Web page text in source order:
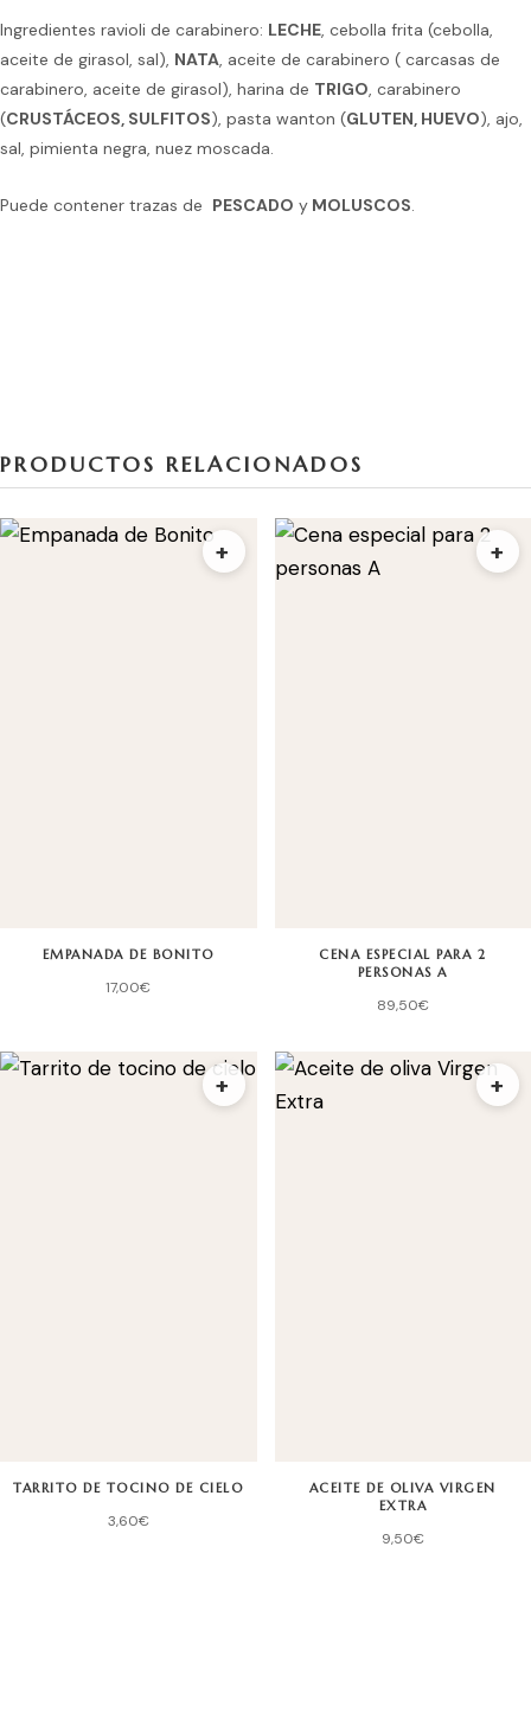
Ingredientes ravioli de carabinero: LECHE, cebolla frita (cebolla,
aceite de girasol, sal), NATA, aceite de carabinero ( carcasas de
carabinero, aceite de girasol), harina de TRIGO, carabinero
(CRUSTÁCEOS, SULFITOS), pasta wanton (GLUTEN, HUEVO), ajo,
sal, pimienta negra, nuez moscada.
Puede contener trazas de PESCADO y MOLUSCOS
PRODUCTOS RELACIONADOS
+
EMPANADA DE BONITO
17,00€
+
CENA ESPECIAL PARA 2
PERSONAS A
89,50€
+
TARRITO DE TOCINO DE CIELO
3,60€
+
ACEITE DE OLIVA VIRGEN
EXTRA
9,50€